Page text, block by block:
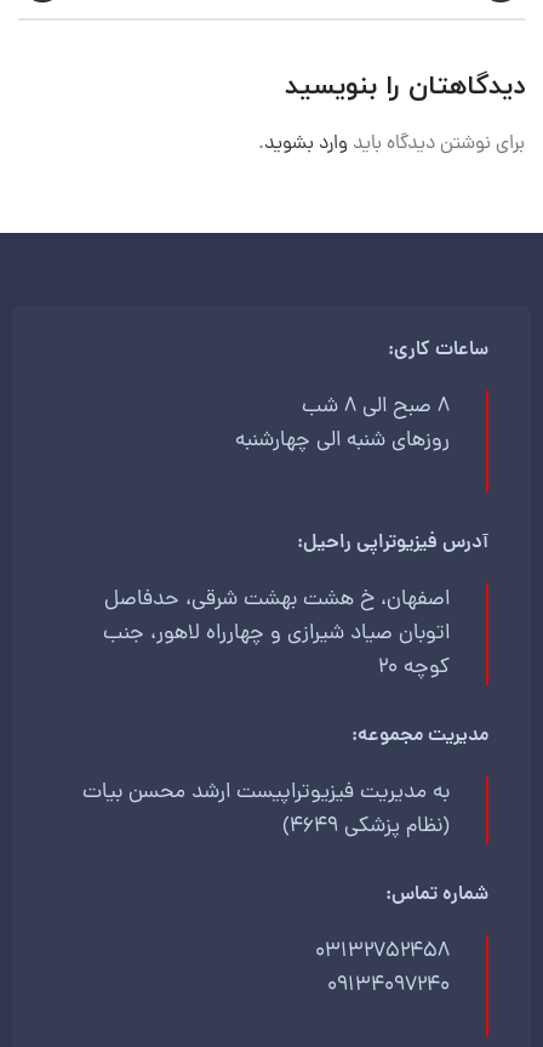
دیدگاهتان را بنویسید
برای نوشتن دیدگاه باید وارد بشوید.
ساعات کاری:
8 صبح الی 8 شب
روزهای شنبه الی چهارشنبه
آدرس فیزیوتراپی راحیل:
اصفهان، خ هشت بهشت شرقی، حدفاصل
اتوبان صیاد شیرازی و چهارراه لاهور، جنب
کوچه 20
مدیریت مجموعه:
به مدیریت فیزیوتراپیست ارشد محسن بیات
(نظام پزشکی 4649)
شماره تماس:
03132752458
09134097240